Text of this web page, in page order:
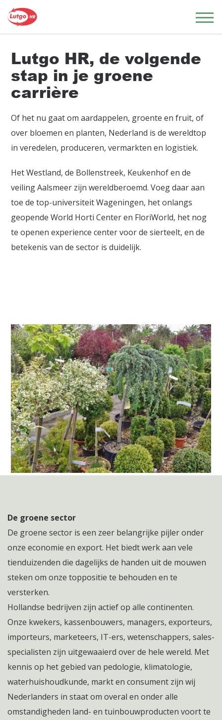
Lutgo HR, de volgende
stap in je groene
carrière
Of het nu gaat om aardappelen, groente en fruit, of
over bloemen en planten, Nederland is de wereldtop
in veredelen, produceren, vermarkten en logistiek.
Het Westland, de Bollenstreek, Keukenhof en de
veiling Aalsmeer zijn wereldberoemd. Voeg daar aan
toe de top-universiteit Wageningen, het onlangs
geopende World Horti Center en FloriWorld, het nog
te openen experience center voor de sierteelt, en de
betekenis van de sector is duidelijk.
De groene sector
De groene sector is een zeer belangrijke pijler onder
onze economie en export. Het biedt werk aan vele
tienduizenden die dagelijks de handen uit de mouwen
steken om onze toppositie te behouden en te
versterken.
Hollandse bedrijven zijn actief op alle continenten.
Onze kwekers, kassenbouwers, managers, exporteurs,
importeurs, marketeers, IT-ers, wetenschappers, sales-
specialisten zijn uitgewaaierd over de hele wereld. Met
kennis op het gebied van pedologie, klimatologie,
waterhuishoudkunde, markt en consument zijn wij
Nederlanders in staat om overal en onder alle
omstandigheden land- en tuinbouwproducten voort te